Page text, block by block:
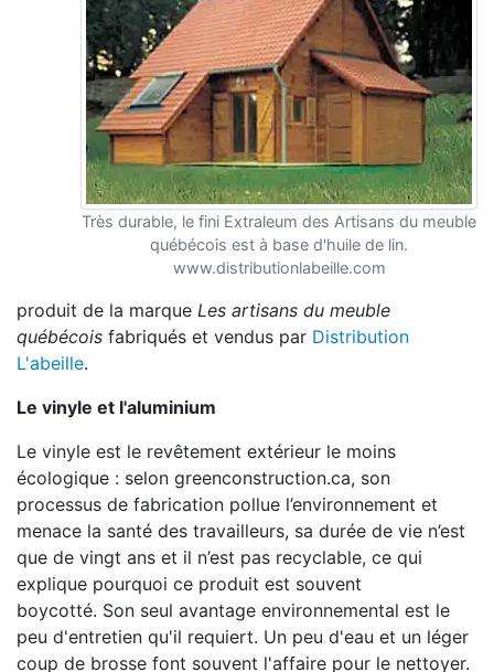
Très durable, le fini Extraleum des Artisans du meuble
québécois est à base d'huile de lin.
www.distributionlabeille.com
produit de la marque Les artisans du meuble
québécois fabriqués et vendus par Distribution
L'abeille.
Le vinyle et l'aluminium
Le vinyle est le revêtement extérieur le moins
écologique : selon greenconstruction.ca, son
processus de fabrication pollue l’environnement et
menace la santé des travailleurs, sa durée de vie n’est
que de vingt ans et il n’est pas recyclable, ce qui
explique pourquoi ce produit est souvent
boycotté. Son seul avantage environnemental est le
peu d'entretien qu'il requiert. Un peu d'eau et un léger
coup de brosse font souvent l'affaire pour le nettoyer.